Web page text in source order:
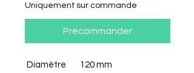
Uniquement sur commande
Précommander
Diamètre
120 mm